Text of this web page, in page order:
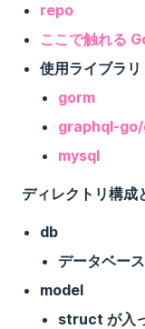
repo
ここで触れる
使用ライブラリ
gorm
graphql-
mysql
ディレクトリ構成
db
データベー
model
struct が入